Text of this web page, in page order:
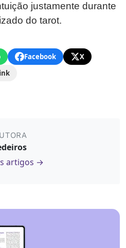
justamente durante
do tarot.
Facebook
X
artigos →